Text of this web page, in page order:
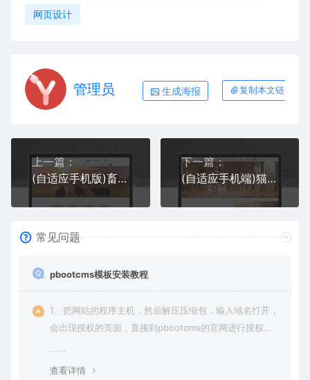
网页设计
管理员 生成海报 复制本文链接
上一篇：
(自适应手机版)畜牧养殖pbootcms网站模板 农业养殖网站源码下载
下一篇：
(自适应手机端)猫粮狗粮网站pbootcms模板 宠物零食网站源码下载
常见问题
pbootcms模板安装教程
1、把网站的程序主机，然后解压压缩包，输入域名打开，
会出现授权的页面，直接到pbootcms的官网进行授权
查看详情